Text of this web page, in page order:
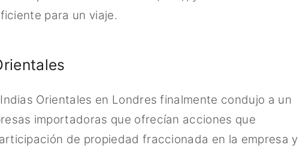
para un viaje.
Orientales en Londres finalmente condujo a un
importadoras que ofrecían acciones que
de propiedad fraccionada en la empresa y